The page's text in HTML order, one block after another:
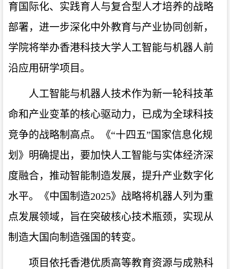
育国际化、实践育人与复合型人才培养的战略
部署，进一步深化中外教育与产业协同创新，
学院将举办香港科技大学人工智能与机器人前
沿应用研学项目。
人工智能与机器人技术作为新一轮科技革
命和产业变革的核心驱动力，已成为全球科技
竞争的战略制高点。《“十四五”国家信息化规
划》明确提出，要加快人工智能与实体经济深
度融合，推动智能制造发展，提升产业数字化
水平。《中国制造2025》战略将机器人列为重
点发展领域，旨在突破核心技术瓶颈，实现从
制造大国向制造强国的转变。
项目依托香港优质高等教育资源与成熟科